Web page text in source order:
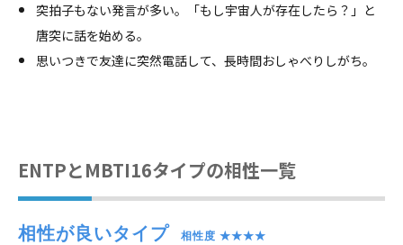
突拍子もない発言が多い。「もし宇宙人が存在したら？」と
唐突に話を始める。
思いつきで友達に突然電話して、長時間おしゃべりしがち。
ENTPとMBTI16タイプの相性一覧
相性が良いタイプ 相性度 ★★★★